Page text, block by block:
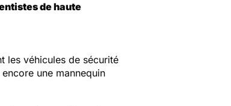
de haute
les véhicules de sécurité
une mannequin